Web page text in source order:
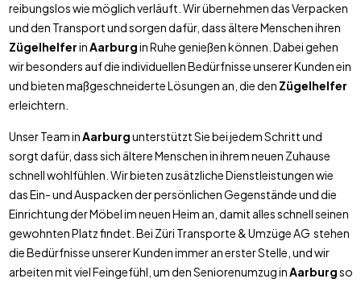
reibungslos wie möglich verläuft. Wir übernehmen das Verpacken
und den Transport und sorgen dafür, dass ältere Menschen ihren
ZügelhelferinAarburgin Ruhe genießen können. Dabei gehen
wir besonders auf die individuellen Bedürfnisse unserer Kunden ein
und bieten maßgeschneiderte Lösungen an, die den Zügelhelfer
erleichtern.
Unser Team inAarburgunterstützt Sie bei jedem Schritt und
sorgt dafür, dass sich ältere Menschen in ihrem neuen Zuhause
schnell wohlfühlen. Wir bieten zusätzliche Dienstleistungen wie
das Ein- und Auspacken der persönlichen Gegenstände und die
Einrichtung der Möbel im neuen Heim an, damit alles schnell seinen
gewohnten Platz findet. Bei Züri Transporte & Umzüge AG stehen
die Bedürfnisse unserer Kunden immer an erster Stelle, und wir
arbeiten mit viel Feingefühl, um den Seniorenumzug inAarburgso